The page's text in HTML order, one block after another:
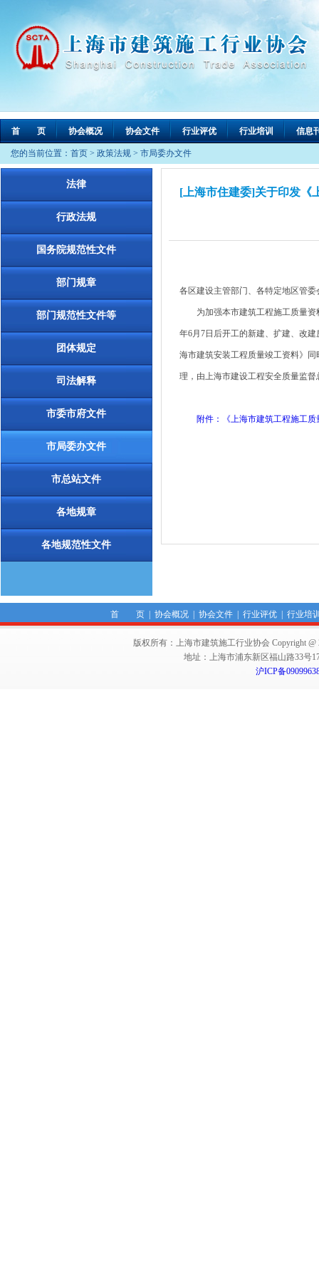
首 页 协会概况 协会文件 行业评优 行业培训 信息
您的当前位置： 首页 > 政策法规 > 市局委办文件
法律
行政法规
国务院规范性文件
部门规章
部门规范性文件等
团体规定
司法解释
市委市府文件
市局委办文件
市总站文件
各地规章
各地规范性文件
[上海市住建委]关于印发《
各区建设主管部门、各特定地区管委
为加强本市建筑工程施工质量资
年6月7日后开工的新建、扩建、改
海市建筑安装工程质量竣工资料》
理，由上海市建设工程安全质量监
附件：《上海市建筑工程施工
首 页| 协会概况| 协会文件| 行业评优| 行业培
版权所有：上海市建筑施工行业协会 Copyright @
地址：上海市浦东新区福山路33号
沪ICP备